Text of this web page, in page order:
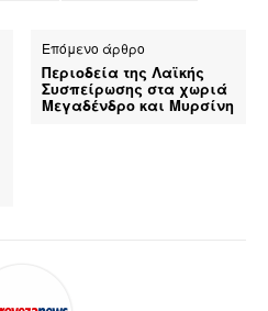
Επόμενο άρθρο
Περιοδεία της Λαϊκής
Συσπείρωσης στα χωριά
Μεγαδένδρο και Μυρσίνη